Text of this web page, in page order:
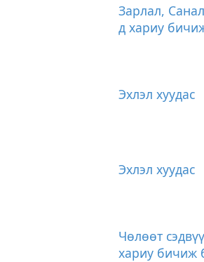
Зарлал,
д хариу
Эхлэл хуудас
Эхлэл хуудас
Чөлөөт
хариу бичиж